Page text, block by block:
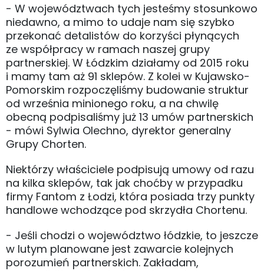
- W województwach tych jesteśmy stosunkowo
niedawno, a mimo to udaje nam się szybko
przekonać detalistów do korzyści płynących
ze współpracy w ramach naszej grupy
partnerskiej. W Łódzkim działamy od 2015 roku
i mamy tam aż 91 sklepów. Z kolei w Kujawsko-
Pomorskim rozpoczęliśmy budowanie struktur
od września minionego roku, a na chwilę
obecną podpisaliśmy już 13 umów partnerskich
- mówi Sylwia Olechno, dyrektor generalny
Grupy Chorten.
Niektórzy właściciele podpisują umowy od razu
na kilka sklepów, tak jak choćby w przypadku
firmy Fantom z Łodzi, która posiada trzy punkty
handlowe wchodzące pod skrzydła Chortenu.
- Jeśli chodzi o województwo łódzkie, to jeszcze
w lutym planowane jest zawarcie kolejnych
porozumień partnerskich. Zakładam,